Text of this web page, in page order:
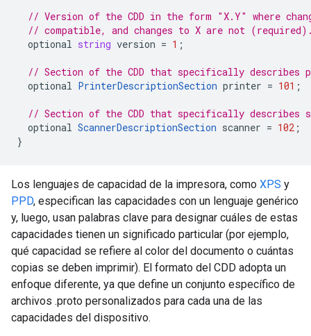
// Version of the CDD in the form "X.Y" where
// compatible, and changes to X are not
optional string version = 1 ;
// Section of the CDD that specifically describes
optional PrinterDescriptionSection printer = 101 ;
// Section of the CDD that specifically describes
optional ScannerDescriptionSection scanner = 102 ;
}
Los lenguajes de capacidad de la impresora, como XPS y
PPD, especifican las capacidades con un lenguaje genérico
y, luego, usan palabras clave para designar cuáles de estas
capacidades tienen un significado particular (por ejemplo,
qué capacidad se refiere al color del documento o cuántas
copias se deben imprimir). El formato del CDD adopta un
enfoque diferente, ya que define un conjunto específico de
archivos .proto personalizados para cada una de las
capacidades del dispositivo.